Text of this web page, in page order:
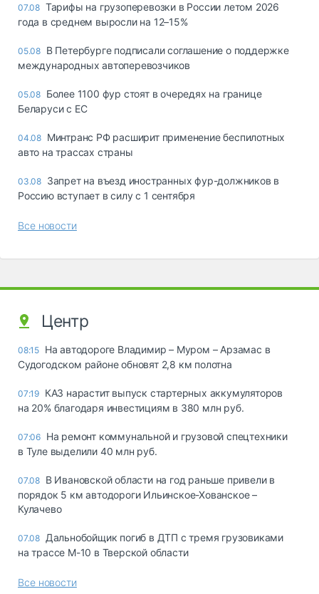
07.08 Тарифы на грузоперевозки в России летом 2026
года в среднем выросли на 12–15%
05.08 В Петербурге подписали соглашение о поддержке
международных автоперевозчиков
05.08 Более 1100 фур стоят в очередях на границе
Беларуси с ЕС
04.08 Минтранс РФ расширит применение беспилотных
авто на трассах страны
03.08 Запрет на въезд иностранных фур-должников в
Россию вступает в силу с 1 сентября
Все новости
Центр
08:15 На автодороге Владимир – Муром – Арзамас в
Судогодском районе обновят 2,8 км полотна
07:19 КАЗ нарастит выпуск стартерных аккумуляторов
на 20% благодаря инвестициям в 380 млн руб.
07:06 На ремонт коммунальной и грузовой спецтехники
в Туле выделили 40 млн руб.
07.08 В Ивановской области на год раньше привели в
порядок 5 км автодороги Ильинское-Хованское –
Кулачево
07.08 Дальнобойщик погиб в ДТП с тремя грузовиками
на трассе М-10 в Тверской области
Все новости